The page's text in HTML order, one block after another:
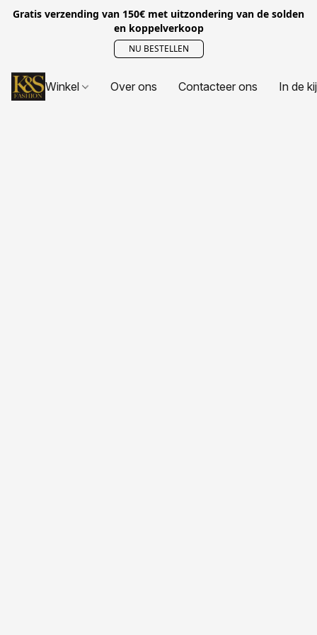
Gratis verzending van 150€ met uitzondering van de solden
en koppelverkoop
NU BESTELLEN
Winkel Over ons Contacteer ons In de